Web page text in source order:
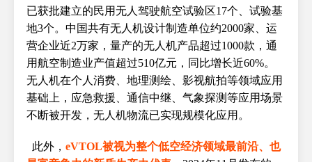
已获批建立的民用无人驾驶航空试验区17个、试验基
地3个。中国共有无人机设计制造单位约2000家、运
营企业近2万家，量产的无人机产品超过1000款，通
用航空制造业产值超过510亿元，同比增长近60%。
无人机在个人消费、地理测绘、影视航拍等领域应用
基础上，应急救援、通信中继、气象探测等应用场景
不断被开发，无人机物流已实现规模化应用。
此外， eVTOL被视为整个低空经济领域最前沿、也